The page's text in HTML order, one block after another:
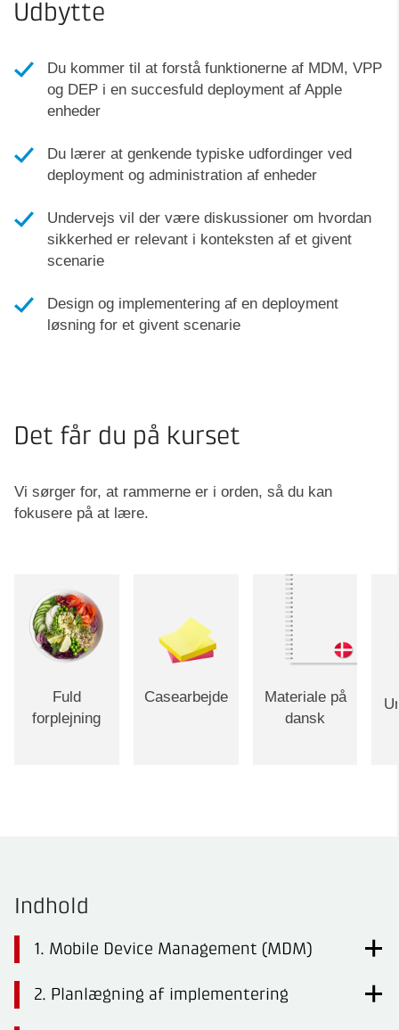
Udbytte
Du kommer til at forstå funktionerne af MDM, VPP
og DEP i en succesfuld deployment af Apple
enheder
Du lærer at genkende typiske udfordinger ved
deployment og administration af enheder
Undervejs vil der være diskussioner om hvordan
sikkerhed er relevant i konteksten af et givent
scenarie
Design og implementering af en deployment
løsning for et givent scenarie
Det får du på kurset
Vi sørger for, at rammerne er i orden, så du kan
fokusere på at lære.
Fuld
forplejning
Casearbejde
Materiale på
dansk
Indhold
1. Mobile Device Management (MDM)
2. Planlægning af implementering